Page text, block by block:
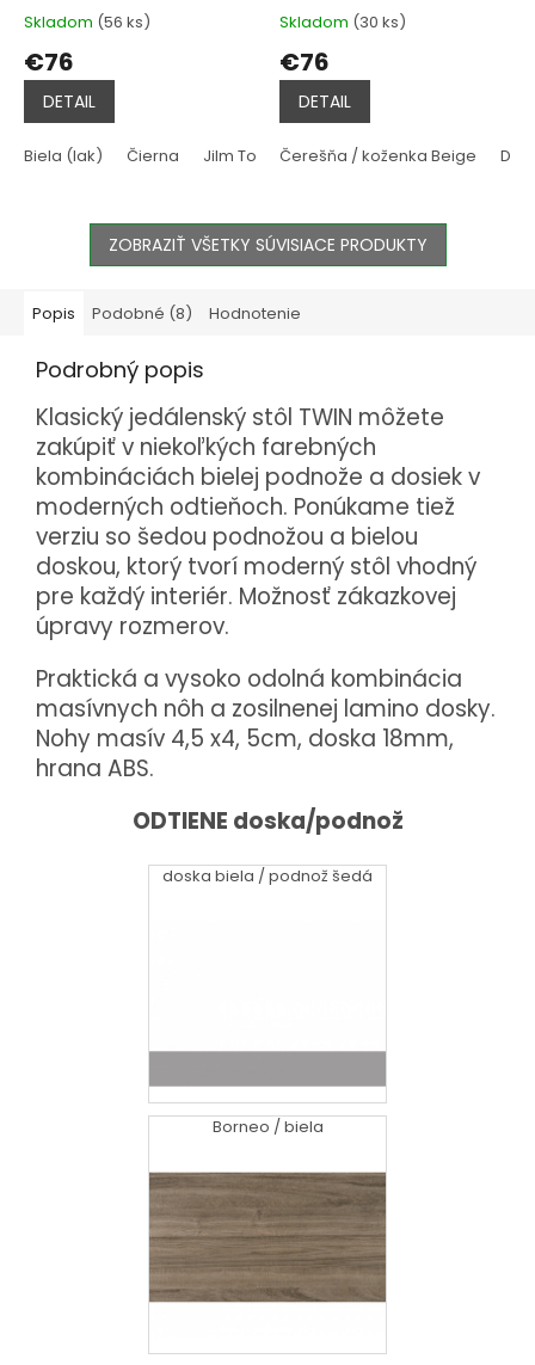
Priemerné
produktu
je
4,8
z
5
hviezdičiek.
Skladom (56 ks)
€76
DETAIL
Biela (lak) Čierna Jilm Tossini Dub Halifax Bianco - Biela
Priemerné
produktu
je
5,0
z
5
hviezdičiek.
Skladom (30 ks)
€76
DETAIL
Čerešňa / koženka Beige
ZOBRAZIŤ VŠETKY SÚVISIACE PRODUKTY
Popis Podobné (8) Hodnotenie
Podrobný popis
Klasický jedálenský stôl TWIN môžete
zakúpiť v niekoľkých farebných
kombináciách bielej podnože a dosiek v
moderných odtieňoch. Ponúkame tiež
verziu so šedou podnožou a bielou
doskou, ktorý tvorí moderný stôl vhodný
pre každý interiér. Možnosť zákazkovej
úpravy rozmerov.
Praktická a vysoko odolná kombinácia
masívnych nôh a zosilnenej lamino dosky.
Nohy masív 4,5 x4, 5cm, doska 18mm,
hrana ABS.
ODTIENE doska/podnož
doska biela / podnož šedá
Borneo / biela